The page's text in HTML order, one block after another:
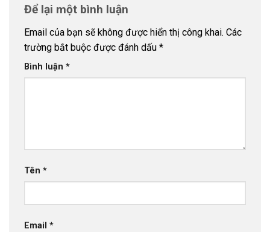
Để lại một bình luận
Email của bạn sẽ không được hiển thị công khai. Các
trường bắt buộc được đánh dấu *
Bình luận *
Tên *
Email *